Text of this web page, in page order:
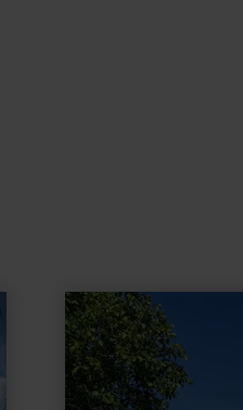
learn
more
about:
Pfarrkirche
"St.
Kastor"